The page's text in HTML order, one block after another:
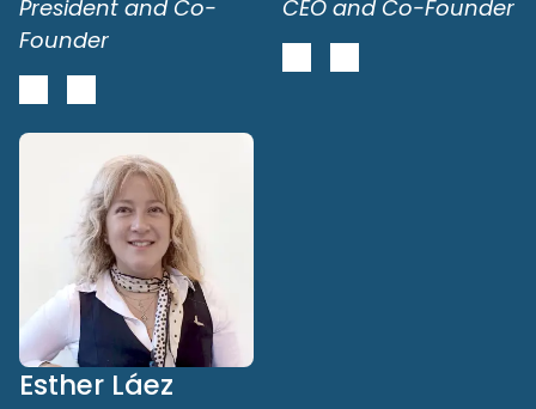
President and Co-
Founder
CEO and Co-Founder
Esther Láez